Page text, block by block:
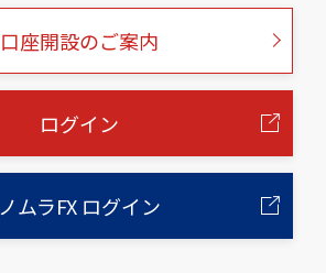
口座開設のご案内
ログイン
ノムラFX ログイン